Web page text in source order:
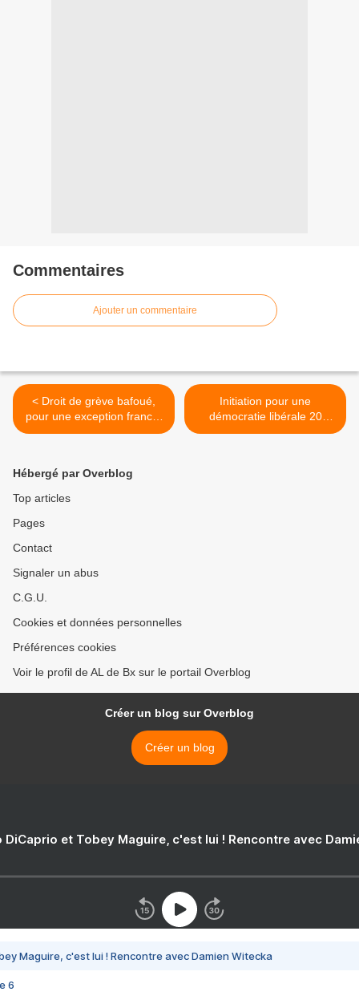
Commentaires
Ajouter un commentaire
< Droit de grève bafoué,
pour une exception franco-
culturelle: la conservation
Initiation pour une
démocratie libérale 20
(conclusion) >
Hébergé par Overblog
Top articles
Pages
Contact
Signaler un abus
C.G.U.
Cookies et données personnelles
Préférences cookies
Voir le profil de AL de Bx sur le portail Overblog
Créer un blog sur Overblog
Créer un blog
DiCaprio et Tobey Maguire, c'est lui ! Rencontre avec
Maguire, c'est lui ! Rencontre avec Damien Witecka
6